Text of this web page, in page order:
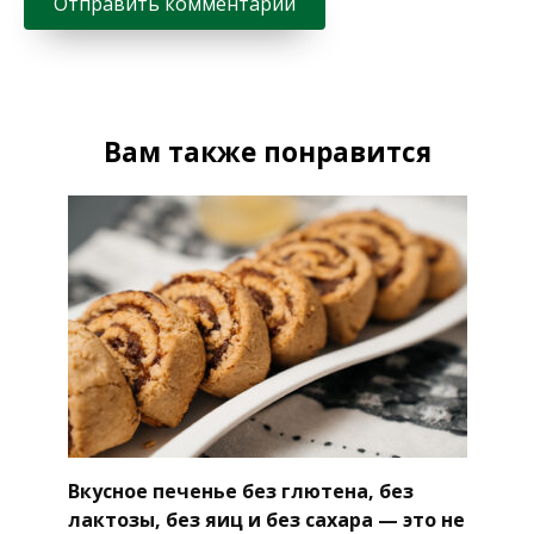
Вам также понравится
Вкусное печенье без глютена, без
лактозы, без яиц и без сахара — это не